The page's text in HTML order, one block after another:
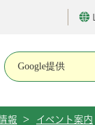
報 > イベント案内